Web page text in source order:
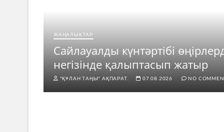
ЖАҢАЛЫҚТАР
Сайлауалды күнтәртібі
негізінде қалыптасып жатыр
"ҚҰЛАН ТАҢЫ" АҚПАРАТ. 07.08.2026 NO